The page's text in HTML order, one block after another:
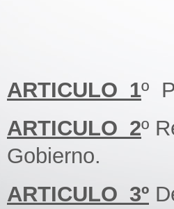
ARTICULO_1º
ARTICULO_2º
Gobierno.
ARTICULO_3º